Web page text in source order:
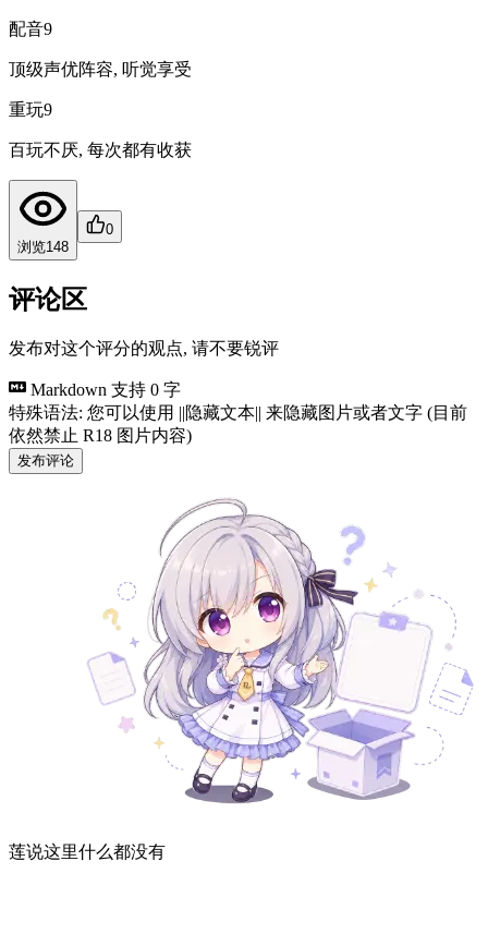
配音9
顶级声优阵容, 听觉享受
重玩9
百玩不厌, 每次都有收获
浏览148
0
评论区
发布对这个评分的观点, 请不要锐评
Markdown 支持 0 字
特殊语法: 您可以使用 ||隐藏文本|| 来隐藏图片或者文字 (目前
依然禁止 R18 图片内容)
发布评论
莲说这里什么都没有